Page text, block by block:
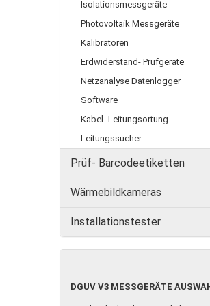
Isolationsmessgeräte
Photovoltaik Messgeräte
Kalibratoren
Erdwiderstand- Prüfgeräte
Netzanalyse Datenlogger
Software
Kabel- Leitungsortung
Leitungssucher
Prüf- Barcodeetiketten
Wärmebildkameras
Installationstester
DGUV
DGUV V3 MESSGERÄTE